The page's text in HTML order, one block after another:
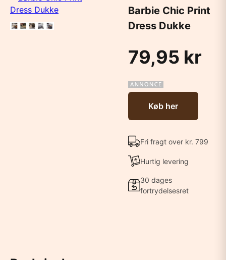
Barbie Chic Print
Dress Dukke
79,95 kr
Køb her
Fri fragt over kr. 799
Hurtig levering
30 dages
fortrydelsesret